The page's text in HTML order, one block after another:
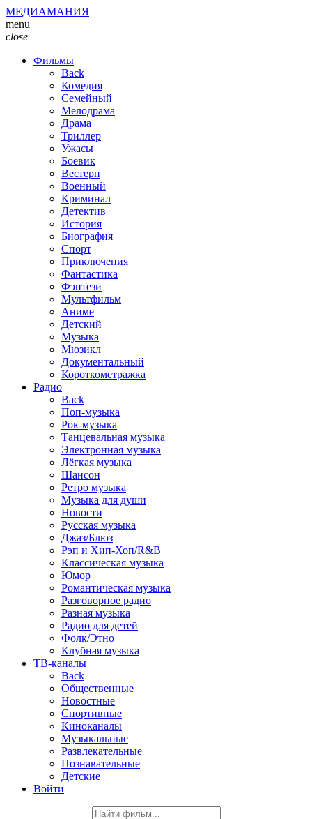
МЕДИАМАНИЯ
menu
close
Фильмы
Back
Комедия
Семейный
Мелодрама
Драма
Триллер
Ужасы
Боевик
Вестерн
Военный
Криминал
Детектив
История
Биография
Спорт
Приключения
Фантастика
Фэнтези
Мультфильм
Аниме
Детский
Музыка
Мюзикл
Документальный
Короткометражка
Радио
Back
Поп-музыка
Рок-музыка
Танцевальная музыка
Электронная музыка
Лёгкая музыка
Шансон
Ретро музыка
Музыка для души
Новости
Русская музыка
Джаз/Блюз
Рэп и Хип-Хоп/R&B
Классическая музыка
Юмор
Романтическая музыка
Разговорное радио
Разная музыка
Радио для детей
Фолк/Этно
Клубная музыка
ТВ-каналы
Back
Общественные
Новостные
Спортивные
Киноканалы
Музыкальные
Развлекательные
Познавательные
Детские
Войти